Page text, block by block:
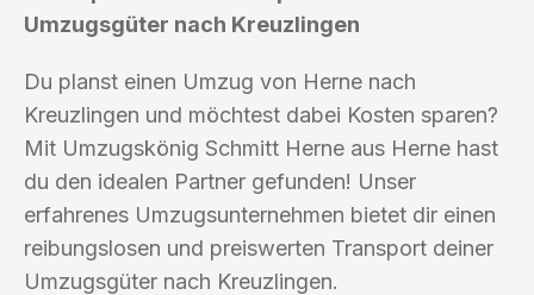
Umzugsgüter nach Kreuzlingen
Du planst einen Umzug von Herne nach
Kreuzlingen und möchtest dabei Kosten sparen?
Mit Umzugskönig Schmitt Herne aus Herne hast
du den idealen Partner gefunden! Unser
erfahrenes Umzugsunternehmen bietet dir einen
reibungslosen und preiswerten Transport deiner
Umzugsgüter nach Kreuzlingen.